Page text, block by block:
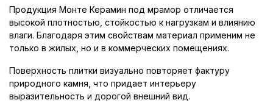
Продукция Монте Керамин под мрамор отличается
высокой плотностью, стойкостью к нагрузкам и влиянию
влаги. Благодаря этим свойствам материал применим не
только в жилых, но и в коммерческих помещениях.
Поверхность плитки визуально повторяет фактуру
природного камня, что придает интерьеру
выразительность и дорогой внешний вид.